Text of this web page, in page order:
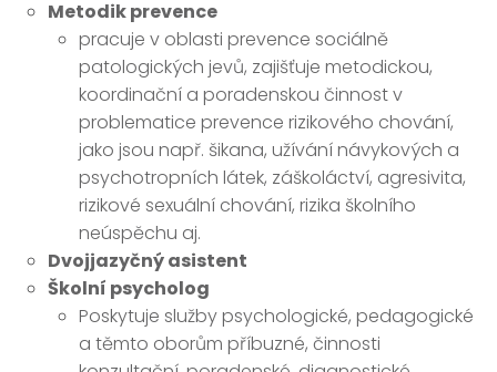
Metodik prevence
pracuje v oblasti prevence sociálně
patologických jevů, zajišťuje metodickou,
koordinační a poradenskou činnost v
problematice prevence rizikového chování,
jako jsou např. šikana, užívání návykových a
psychotropních látek, záškoláctví, agresivita,
rizikové sexuální chování, rizika školního
neúspěchu aj.
Dvojjazyčný asistent
Školní psycholog
Poskytuje služby psychologické, pedagogické
a těmto oborům příbuzné, činnosti